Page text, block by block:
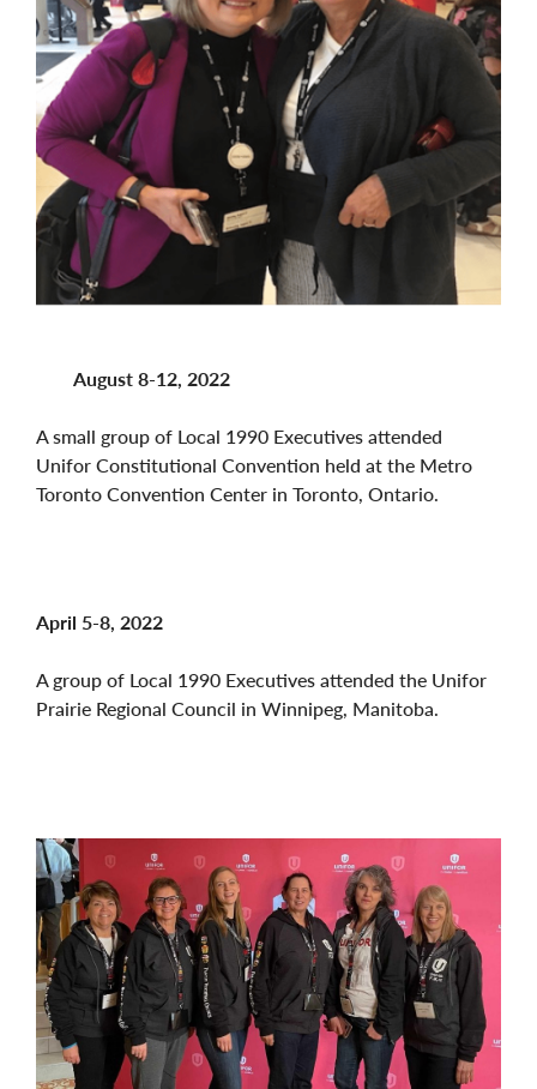
August 8-12, 2022
A small group of Local 1990 Executives attended
Unifor Constitutional Convention held at the Metro
Toronto Convention Center in Toronto, Ontario.
April 5-8, 2022
A group of Local 1990 Executives attended the Unifor
Prairie Regional Council in Winnipeg, Manitoba.
Image